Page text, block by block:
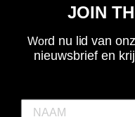
Crew front print - shirt - zwart
JOIN
Word nu lid van
nieuwsbrief en